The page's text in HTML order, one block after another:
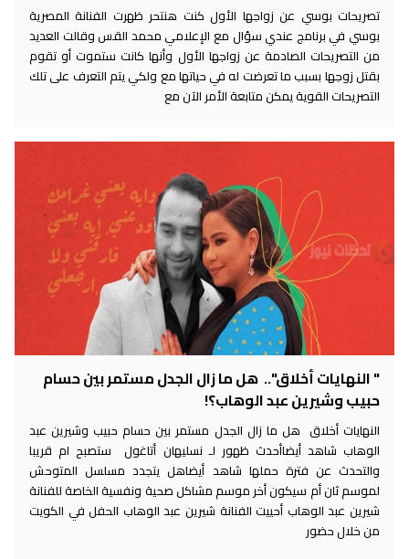
تصريحات بوسي عن زواجها الأول كنت هنتحر ظهرت الفنانة المصرية
بوسي في برنامج عندي سؤال مع الإعلامي محمد القس وقالت العديد
من التصريحات الصادمة عن زواجها الأول وأنها كانت ستموت أو تقوم
بقتل زوجها بسبب ما تعرضت له في حياتها مع ولكي يتم التعرف على تلك
التصريحات القوية يمكن متابعة الأمر الآن مع
" النهايات أخلاق".. هل ما زال الجدل مستمر بين حسام
حبيب وشيرين عبد الوهاب؟!
النهايات أخلاق هل ما زال الجدل مستمر بين حسام حبيب وشيرين عبد
الوهاب شاهد أيضاأحدث ظهور لـ نسليهان أتاغول ستصبح ام قريبا
والتحدث عن فترة حملها شاهد أيضاهل يتجدد مسلسل المتوحش
لموسم ثان أم سيكون أخر موسم مشاكل صحية ونفسية الخاصة للفنانة
شيرين عبد الوهاب أحييت الفنانة شيرين عبد الوهاب الحفل في الكويت
من خلال حضور